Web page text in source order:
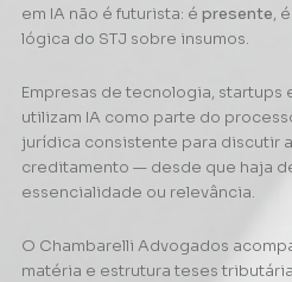
em IA não é futurista: é presente,
lógica do STJ sobre insumos.
Empresas de tecnologia, startups
utilizam IA como parte do
jurídica consistente para discutir
creditamento — desde que haja
essencialidade ou relevância.
O Chambarelli Advogados
matéria e estrutura teses